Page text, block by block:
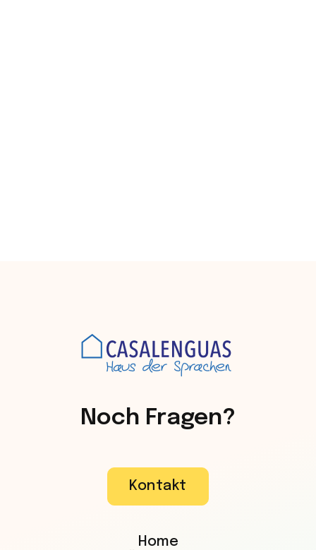
Noch Fragen?
Kontakt
Home